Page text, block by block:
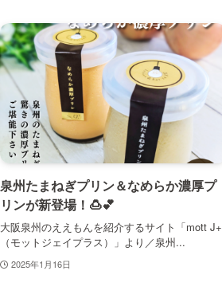
泉州たまねぎプリン＆なめらか濃厚プ
リンが新登場！🍮💕
大阪泉州のええもんを紹介するサイト「mott J+
（モットジェイプラス）」より／泉州...
2025年1月16日